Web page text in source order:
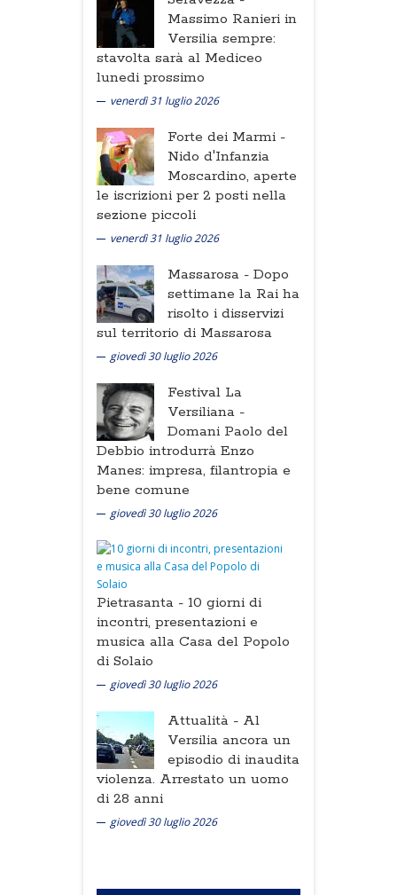
Massimo Ranieri in
Versilia sempre:
stavolta sarà al Mediceo
lunedi prossimo
venerdì 31 luglio 2026
Forte dei Marmi -
Nido d'Infanzia
Moscardino, aperte
le iscrizioni per 2 posti nella
sezione piccoli
venerdì 31 luglio 2026
Massarosa - Dopo
settimane la Rai ha
risolto i disservizi
sul territorio di Massarosa
giovedì 30 luglio 2026
Festival La
Versiliana -
Domani Paolo del
Debbio introdurrà Enzo
Manes: impresa, filantropia e
bene comune
giovedì 30 luglio 2026
Pietrasanta - 10 giorni di
incontri, presentazioni e
musica alla Casa del Popolo
di Solaio
giovedì 30 luglio 2026
Attualità - Al
Versilia ancora un
episodio di inaudita
violenza. Arrestato un uomo
di 28 anni
giovedì 30 luglio 2026